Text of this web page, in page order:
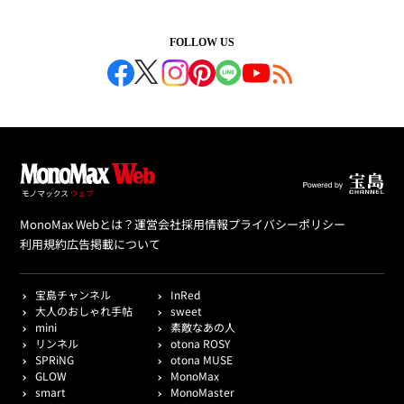
FOLLOW US
MonoMax Webとは？運営会社採用情報プライバシーポリシー
利用規約広告掲載について
宝島チャンネル
InRed
大人のおしゃれ手帖
sweet
mini
素敵なあの人
リンネル
otona ROSY
SPRiNG
otona MUSE
GLOW
MonoMax
smart
MonoMaster